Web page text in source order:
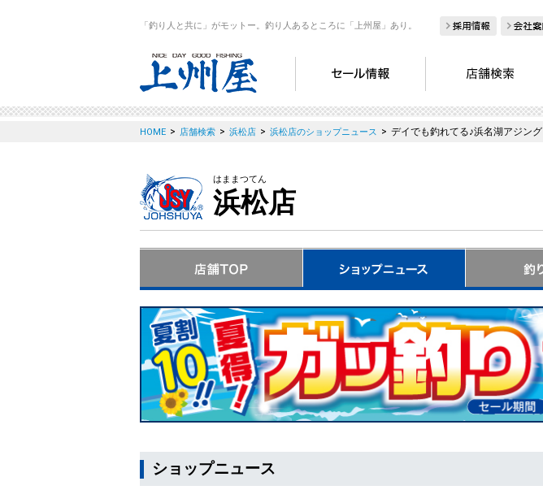
「釣り人と共に」がモットー。釣り人あるところに「上州屋」あり。
HOME > 店舗検索 > 浜松店 > 浜松店のショップニュース > デイでも釣れてる♪浜名湖アジング
はままつてん
浜松店
ショップニュース